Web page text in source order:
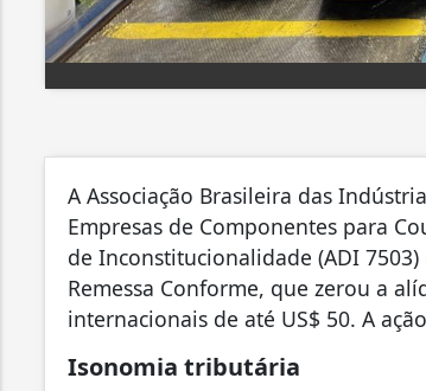
A Associação Brasileira das
Empresas de Componentes para
de Inconstitucionalidade (ADI
Remessa Conforme, que zerou a
internacionais de até US$ 50. A
Isonomia tributária